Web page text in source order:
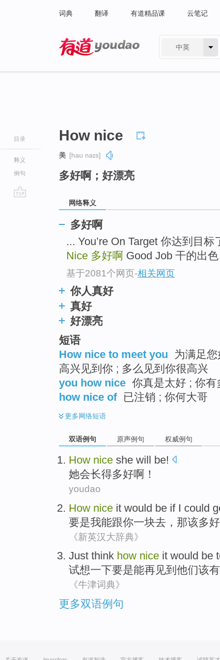
词典 翻译 有道精品课 云笔记
中英
目录
释义
例句
How nice
美 [haʊ naɪs]
多好啊；好漂亮
网络释义
多好啊
... You’re On Target 你达到目
Nice 多好啊 Good Job 干的出
基于2081个网页-相关网页
你人真好
真好
好漂亮
短语
How nice to meet you 为满足
高兴见到你 ; 多么见到你很高兴
you how nice 你真是太好 ; 你
how nice of 已注销 ; 你何大哥
更多网络短语
双语例句 原声例句 权威例句
How nice she will be!
她会长得多好啊！
youdao
How nice it would be if I could
要是我能跟你一块去 ， 那该多
《新英汉大辞典》
Just think how nice it would be
试想一下要是能再 见到 他们该有
《牛津词典》
更多双语例句